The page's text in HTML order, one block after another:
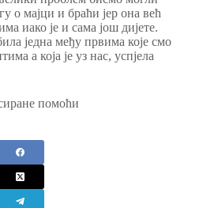
о мајци и браћи јер она већ
иако је и сама још дијете.
једна међу првима које смо
а која је уз нас, успјела
помоћи